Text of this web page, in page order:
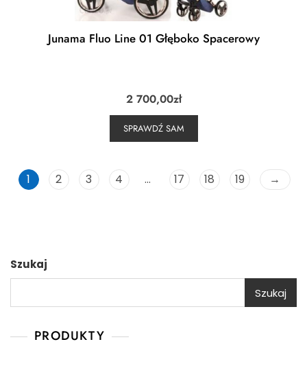
Junama Fluo Line 01 Głęboko Spacerowy
2 700,00zł
SPRAWDŹ SAM
1 2 3 4 … 17 18 19 →
Szukaj
Szukaj
PRODUKTY